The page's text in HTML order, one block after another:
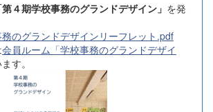
第４期学校事務のグランドデザイン」 を発
のグランドデザインリーフレット.pdf
会員ルーム「学校事務のグランドデザイ
す。